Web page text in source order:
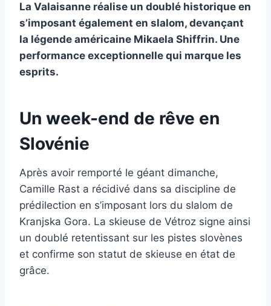
La Valaisanne réalise un doublé historique en
s’imposant également en slalom, devançant
la légende américaine Mikaela Shiffrin. Une
performance exceptionnelle qui marque les
esprits.
Un week-end de rêve en
Slovénie
Après avoir remporté le géant dimanche,
Camille Rast a récidivé dans sa discipline de
prédilection en s’imposant lors du slalom de
Kranjska Gora. La skieuse de Vétroz signe ainsi
un doublé retentissant sur les pistes slovènes
et confirme son statut de skieuse en état de
grâce.